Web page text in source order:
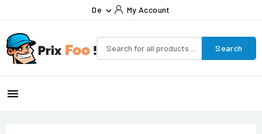
De  My Account
Search
